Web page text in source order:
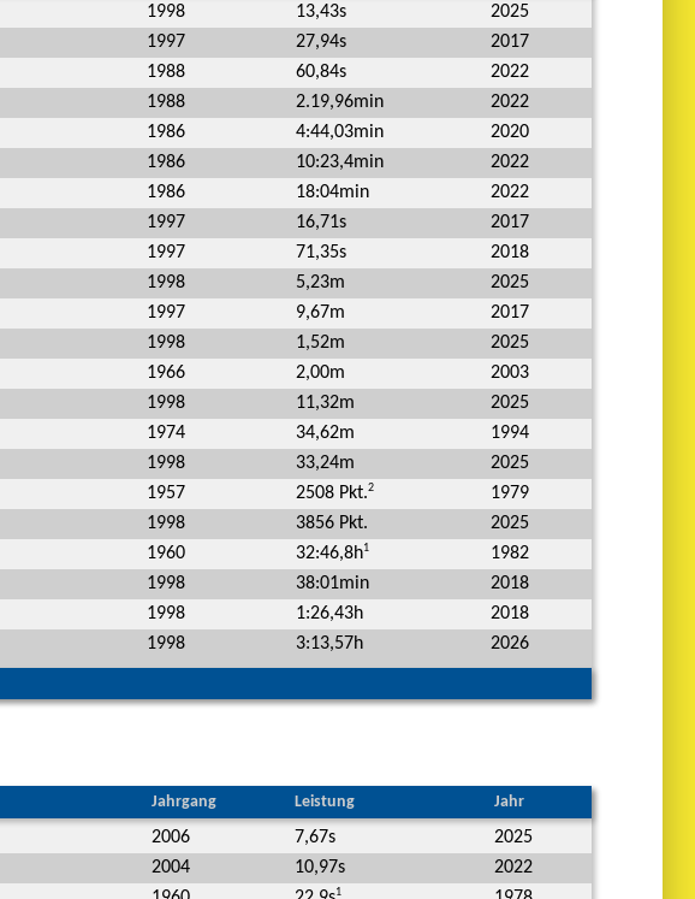
1998 13,43s
2025
1997 27,94s
2017
1988 60,84s
2022
1988 2.19,96min
2022
1986 4:44,03min
2020
1986 10:23,4min
2022
1986 18:04min
2022
1997 16,71s
2017
1997 71,35s
2018
1998 5,23m
2025
1997 9,67m
2017
1998 1,52m
2025
1966 2,00m
2003
1998 11,32m
2025
1974 34,62m
1994
1998 33,24m
2025
1957 2508 Pkt.2
1979
1998 3856 Pkt.
2025
1960 32:46,8h1
1982
1998 38:01min
2018
1998 1:26,43h
2018
1998 3:13,57h 2026
Jahrgang Leistung Jahr
2006 7,67s
2025
2004 10,97s
2022
1